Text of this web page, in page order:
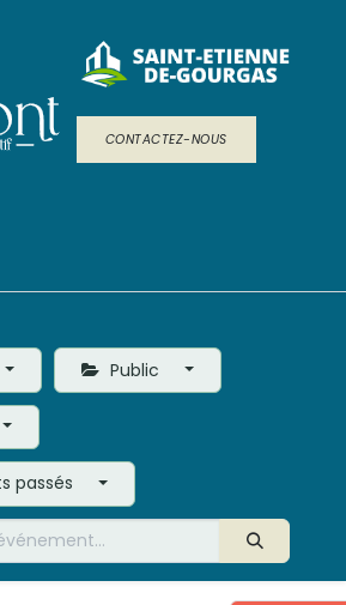
CONTACTEZ-NOUS
Public
passés